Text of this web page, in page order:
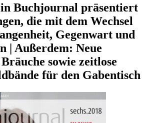
Buchjournal präsentiert
die mit dem Wechsel
Gegenwart und
| Außerdem: Neue
sowie zeitlose
für den Gabentisch